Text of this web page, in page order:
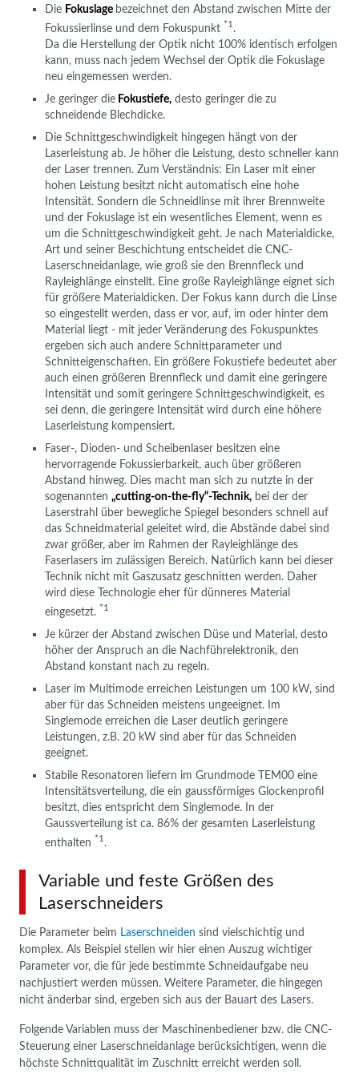
Die Fokuslage bezeichnet den Abstand zwischen Mitte der
Fokussierlinse und dem Fokuspunkt *1 .
Da die Herstellung der Optik nicht 100% identisch erfolgen
kann, muss nach jedem Wechsel der Optik die Fokuslage
neu eingemessen werden.
Je geringer die Fokustiefe, desto geringer die zu
schneidende Blechdicke.
Die Schnittgeschwindigkeit hingegen hängt von der
Laserleistung ab. Je höher die Leistung, desto schneller kann
der Laser trennen. Zum Verständnis: Ein Laser mit einer
hohen Leistung besitzt nicht automatisch eine hohe
Intensität. Sondern die Schneidlinse mit ihrer Brennweite
und der Fokuslage ist ein wesentliches Element, wenn es
um die Schnittgeschwindigkeit geht. Je nach Materialdicke,
Art und seiner Beschichtung entscheidet die CNC-
Laserschneidanlage, wie groß sie den Brennfleck und
Rayleighlänge einstellt. Eine große Rayleighlänge eignet sich
für größere Materialdicken. Der Fokus kann durch die Linse
so eingestellt werden, dass er vor, auf, im oder hinter dem
Material liegt - mit jeder Veränderung des Fokuspunktes
ergeben sich auch andere Schnittparameter und
Schnitteigenschaften. Ein größere Fokustiefe bedeutet aber
auch einen größeren Brennfleck und damit eine geringere
Intensität und somit geringere Schnittgeschwindigkeit, es
sei denn, die geringere Intensität wird durch eine höhere
Laserleistung kompensiert.
Faser-, Dioden- und Scheibenlaser besitzen eine
hervorragende Fokussierbarkeit, auch über größeren
Abstand hinweg. Dies macht man sich zu nutzte in der
sogenannten „cutting-on-the-fly“-Technik, bei der der
Laserstrahl über bewegliche Spiegel besonders schnell auf
das Schneidmaterial geleitet wird, die Abstände dabei sind
zwar größer, aber im Rahmen der Rayleighlänge des
Faserlasers im zulässigen Bereich. Natürlich kann bei dieser
Technik nicht mit Gaszusatz geschnitten werden. Daher
wird diese Technologie eher für dünneres Material
eingesetzt. *1
Je kürzer der Abstand zwischen Düse und Material, desto
höher der Anspruch an die Nachführelektronik, den
Abstand konstant nach zu regeln.
Laser im Multimode erreichen Leistungen um 100 kW, sind
aber für das Schneiden meistens ungeeignet. Im
Singlemode erreichen die Laser deutlich geringere
Leistungen, z.B. 20 kW sind aber für das Schneiden
geeignet.
Stabile Resonatoren liefern im Grundmode TEM00 eine
Intensitätsverteilung, die ein gaussförmiges Glockenprofil
besitzt, dies entspricht dem Singlemode. In der
Gaussverteilung ist ca. 86% der gesamten Laserleistung
enthalten *1 .
Variable und feste Größen des
Laserschneiders
Die Parameter beim Laserschneiden sind vielschichtig und
komplex. Als Beispiel stellen wir hier einen Auszug wichtiger
Parameter vor, die für jede bestimmte Schneidaufgabe neu
nachjustiert werden müssen. Weitere Parameter, die hingegen
nicht änderbar sind, ergeben sich aus der Bauart des Lasers.
Folgende Variablen muss der Maschinenbediener bzw. die CNC-
Steuerung einer Laserschneidanlage berücksichtigen, wenn die
höchste Schnittqualität im Zuschnitt erreicht werden soll.